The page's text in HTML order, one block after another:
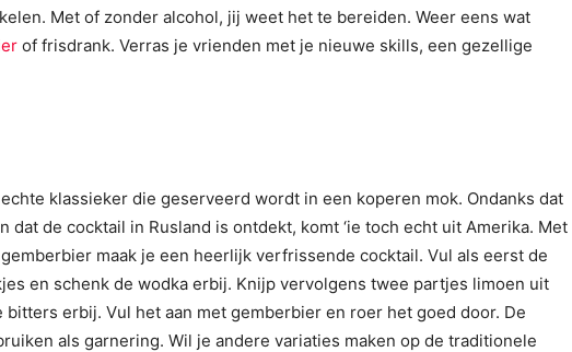
Met of zonder alcohol, jij weet het te bereiden. Weer eens wat
of frisdrank. Verras je vrienden met je nieuwe skills, een gezellige
klassieker die geserveerd wordt in een koperen mok. Ondanks dat
dat de cocktail in Rusland is ontdekt, komt ‘ie toch echt uit Amerika. Met
maak je een heerlijk verfrissende cocktail. Vul als eerst de
en schenk de wodka erbij. Knijp vervolgens twee partjes limoen uit
bitters erbij. Vul het aan met gemberbier en roer het goed door. De
als garnering. Wil je andere variaties maken op de traditionele